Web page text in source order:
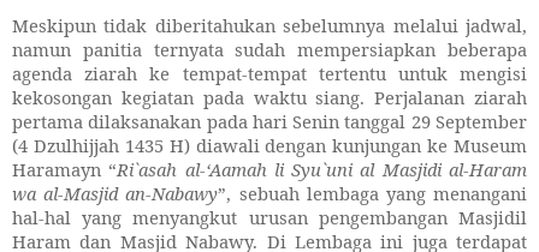
Meskipun tidak diberitahukan sebelumnya melalui jadwal,
namun panitia ternyata sudah mempersiapkan beberapa
agenda ziarah ke tempat-tempat tertentu untuk mengisi
kekosongan kegiatan pada waktu siang. Perjalanan ziarah
pertama dilaksanakan pada hari Senin tanggal 29 September
(4 Dzulhijjah 1435 H) diawali dengan kunjungan ke Museum
Haramayn “Ri`asah al-‘Aamah li Syu`uni al Masjidi al-Haram
wa al-Masjid an-Nabawy”, sebuah lembaga yang menangani
hal-hal yang menyangkut urusan pengembangan Masjidil
Haram dan Masjid Nabawy. Di Lembaga ini juga terdapat